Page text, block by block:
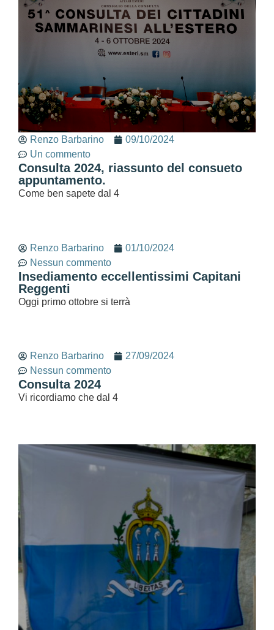
Renzo Barbarino
09/10/2024
Un commento
Consulta 2024, riassunto del consueto
appuntamento.
Come ben sapete dal 4
Renzo Barbarino
01/10/2024
Nessun commento
Insediamento eccellentissimi Capitani
Reggenti
Oggi primo ottobre si terrà
Renzo Barbarino
27/09/2024
Nessun commento
Consulta 2024
Vi ricordiamo che dal 4